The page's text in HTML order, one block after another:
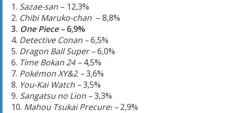
1. Sazae-san – 12,3%
2. Chibi Maruko-chan – 8,8%
3. One Piece –6,9%
4. Detective Conan –6,5%
5. Dragon Ball Super –6,0%
6. Time Bokan 24 –4,5%
7. Pokémon XY&Z –3,6%
8. You-Kai Watch –3,5%
9. Sangatsu no Lion –3,3%
10. Mahou Tsukai Precure! –2,9%